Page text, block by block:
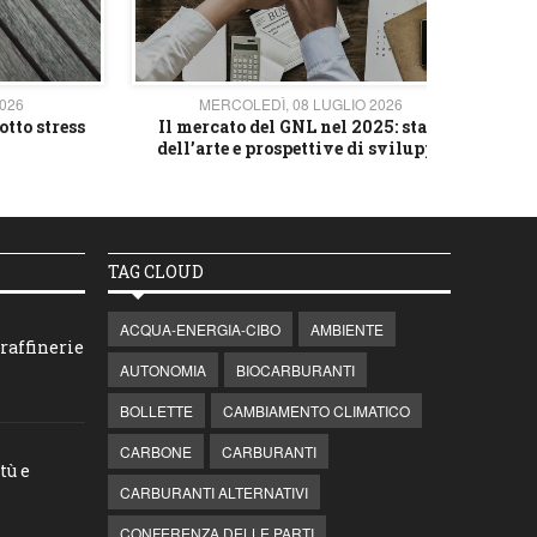
stress
MERCOLEDÌ, 08 LUGLIO 2026
Il mercato del GNL nel 2025: stato
dell’arte e prospettive di sviluppo
raffinerie
e
TAG CLOUD
ACQUA-ENERGIA-CIBO
AMBIENTE
AUTONOMIA
BIOCARBURANTI
BOLLETTE
CAMBIAMENTO CLIMATICO
CARBONE
CARBURANTI
CARBURANTI ALTERNATIVI
CONFERENZA DELLE PARTI